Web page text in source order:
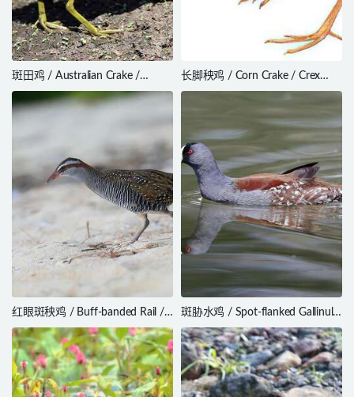
斑田鸡 / Australian Crake /
Porzana fluminea
长脚秧鸡 / Corn Crake / Crex
crex
红眼斑秧鸡 / Buff-banded Rail /
Hypotaenidia philippensis
斑胁水鸡 / Spot-flanked Gallinule
/ Porphyriops melanops